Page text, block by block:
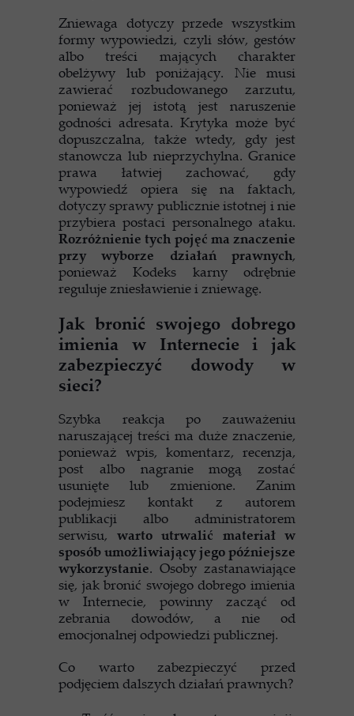
Zniewaga dotyczy przede wszystkim
formy wypowiedzi, czyli słów, gestów
albo treści mających charakter
obelżywy lub poniżający. Nie musi
zawierać rozbudowanego zarzutu,
ponieważ jej istotą jest naruszenie
godności adresata. Krytyka może być
dopuszczalna, także wtedy, gdy jest
stanowcza lub nieprzychylna. Granice
prawa łatwiej zachować, gdy
wypowiedź opiera się na faktach,
dotyczy sprawy publicznie istotnej i nie
przybiera postaci personalnego ataku.
Rozróżnienie tych pojęć ma znaczenie
przy wyborze działań prawnych,
ponieważ Kodeks karny odrębnie
reguluje zniesławienie i zniewagę.
Jak bronić swojego dobrego
imienia w Internecie i jak
zabezpieczyć dowody w
sieci?
Szybka reakcja po zauważeniu
naruszającej treści ma duże znaczenie,
ponieważ wpis, komentarz, recenzja,
post albo nagranie mogą zostać
usunięte lub zmienione. Zanim
podejmiesz kontakt z autorem
publikacji albo administratorem
serwisu, warto utrwalić materiał w
sposób umożliwiający jego późniejsze
wykorzystanie. Osoby zastanawiające
się, jak bronić swojego dobrego imienia
w Internecie, powinny zacząć od
zebrania dowodów, a nie od
emocjonalnej odpowiedzi publicznej.
Co warto zabezpieczyć przed
podjęciem dalszych działań prawnych?